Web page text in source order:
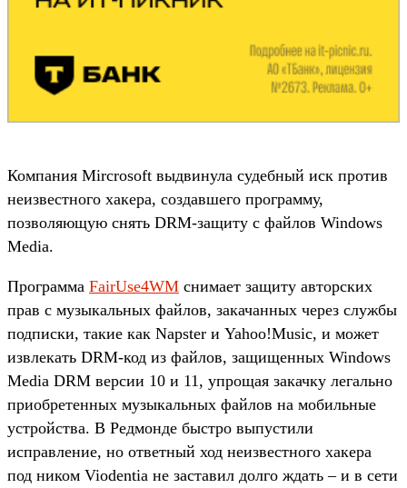
Компания Mircrosoft выдвинула судебный иск против
неизвестного хакера, создавшего программу,
позволяющую снять DRM-защиту с файлов Windows
Media.
Программа FairUse4WM снимает защиту авторских
прав с музыкальных файлов, закачанных через службы
подписки, такие как Napster и Yahoo!Music, и может
извлекать DRM-код из файлов, защищенных Windows
Media DRM версии 10 и 11, упрощая закачку легально
приобретенных музыкальных файлов на мобильные
устройства. В Редмонде быстро выпустили
исправление, но ответный ход неизвестного хакера
под ником Viodentia не заставил долго ждать – и в сети